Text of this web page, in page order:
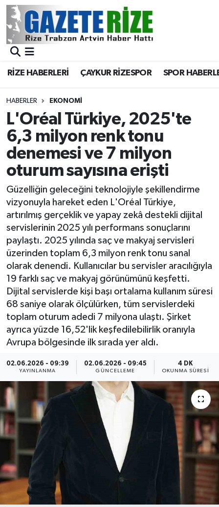
RİZE HABERLERİ ÇAYKUR RİZESPOR SPOR
HABERLER EKONOMİ
L'Oréal Türkiye, 2025'te
6,3 milyon renk tonu
denemesi ve 7 milyon
oturum sayısına erişti
Güzelliğin geleceğini teknolojiyle şekillendirme
vizyonuyla hareket eden L'Oréal Türkiye,
artırılmış gerçeklik ve yapay zekâ destekli dijital
servislerinin 2025 yılı performans sonuçlarını
paylaştı. 2025 yılında saç ve makyaj servisleri
üzerinden toplam 6,3 milyon renk tonu sanal
olarak denendi. Kullanıcılar bu servisler aracılığıyla
19 farklı saç ve makyaj görünümünü keşfetti.
Dijital servislerde kişi başı ortalama kullanım süresi
68 saniye olarak ölçülürken, tüm servislerdeki
toplam oturum adedi 7 milyona ulaştı. Şirket
ayrıca yüzde 16,52'lik keşfedilebilirlik oranıyla
Avrupa bölgesinde ilk sırada yer aldı.
02.06.2026 - 09:39
YAYINLANMA
02.06.2026 - 09:45
GÜNCELLEME
4 DK
OKUNMA SÜRESI
BÖLGEMİZ
Asayiş
Rize Jandarma Komutanlığı
Bilim Teknoloji
Advertising news
Canlı Maç
ÇEVRE
Dış Haberler
Dünya
EĞİTİM
EKONOMİ
English News
Flaş Haber
Gayrimenkul
GENEL
GÜNDEM
Merkez Nöbetçi Eczaneler
Merkez Trafik Yoğunluk Haritası
Süper Lig Puan Durumu ve Fikstür
Tüm Manşetler
Haber Arşivi